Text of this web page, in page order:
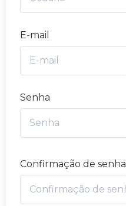
E-mail
Senha
Confirmação de senha